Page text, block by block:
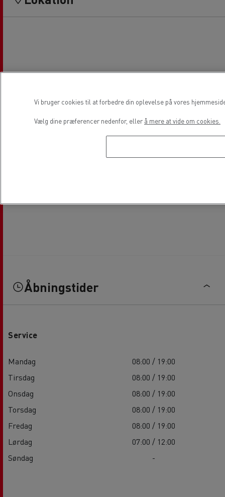
Åbningstider
Service
Mandag
08:00 / 19:00
Tirsdag
08:00 / 19:00
Onsdag
08:00 / 19:00
Torsdag
08:00 / 19:00
Fredag
08:00 / 19:00
Lørdag
07:00 / 12:00
Søndag
-
Vi bruger cookies til at forbedre din oplevelse på vores
Vælg dine præferencer nedenfor, eller å mere at vide om cookies.